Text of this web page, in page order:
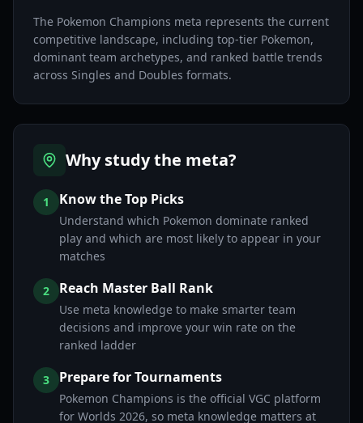
The Pokemon Champions meta represents the current
competitive landscape, including top-tier Pokemon,
dominant team archetypes, and ranked battle trends
across Singles and Doubles formats.
Why study the meta?
1 Know the Top Picks
Understand which Pokemon dominate ranked
play and which are most likely to appear in your
matches
2 Reach Master Ball Rank
Use meta knowledge to make smarter team
decisions and improve your win rate on the
ranked ladder
3 Prepare for Tournaments
Pokemon Champions is the official VGC platform
for Worlds 2026, so meta knowledge matters at